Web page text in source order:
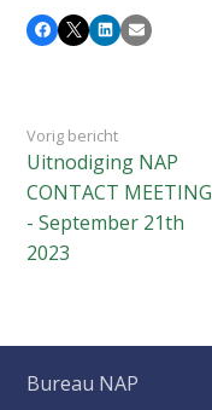
Facebook
X LinkedIn
E-mail
Vorig bericht
Uitnodiging NAP
CONTACT MEETING
- September 21th
2023
Bureau NAP